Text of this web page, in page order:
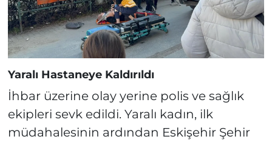
Yaralı Hastaneye Kaldırıldı
İhbar üzerine olay yerine polis ve sağlık
ekipleri sevk edildi. Yaralı kadın, ilk
müdahalesinin ardından Eskişehir Şehir